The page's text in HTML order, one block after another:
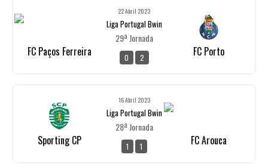
FC Paços Ferreira
22 Abril 2023
Liga Portugal Bwin
29ª Jornada
0 2 FC Porto
Sporting CP
16 Abril 2023
Liga Portugal Bwin
28ª Jornada
1 1 FC Arouca